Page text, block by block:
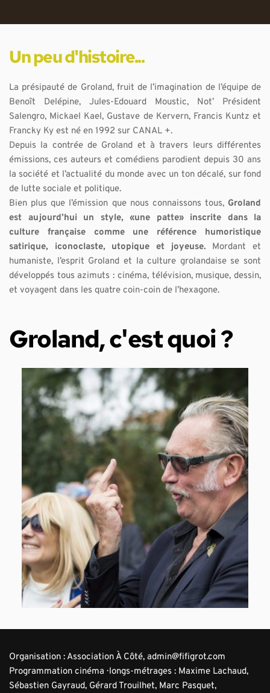
Groland, c'est quoi ?
Un peu d'histoire...
La présipauté de Groland, fruit de l’imagination de l’équipe de
Benoît Delépine, Jules-Edouard Moustic, Not’ Président
Salengro, Mickael Kael, Gustave de Kervern, Francis Kuntz et
Francky Ky est né en 1992 sur CANAL +.
Depuis la contrée de Groland et à travers leurs différentes
émissions, ces auteurs et comédiens parodient depuis 30 ans
la société et l’actualité du monde avec un ton décalé, sur fond
de lutte sociale et politique.
﻿Bien plus que l’émission que nous connaissons tous, Groland
est aujourd’hui un style, «une patte» inscrite dans la
culture française comme une référence humoristique
satirique, iconoclaste, utopique et joyeuse. Mordant et
humaniste, l’esprit Groland et la culture grolandaise se sont
développés tous azimuts : cinéma, télévision, musique, dessin,
et voyagent dans les quatre coin-coin de l’hexagone.
Organisation : Association À Côté, admin@fifigrot.com
Programmation cinéma · longs-métrages : Maxime Lachaud,
Sébastien Gayraud, Gérard Trouilhet, Marc Pasquet,